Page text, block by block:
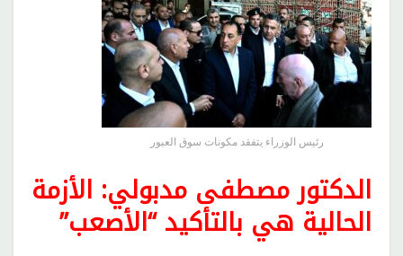
رئيس الوزراء يتفقد مكونات سوق العبور
الدكتور مصطفى مدبولي: الأزمة
الحالية هي بالتأكيد “الأصعب”